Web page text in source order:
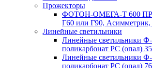
Прожекторы
ФОТОН-ОМЕГА-Т 600
Г60 или Г90,
Линейные светильники
Линейные светильники
поликарбонат РС (опал)
Линейные светильники
поликарбонат РС (опал)